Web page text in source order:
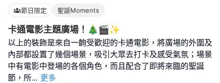
節日限定 聖誕Moments
卡通電影主題廣場！🎄🎬✨
以上的裝飾是來自一齣受歡迎的卡通電影，將廣場的外圍及
內部都設置了幾個場景，吸引大眾去打卡及感受氣氛；場景
中有電影中登場的各個角色，而且配合了即將來臨的聖誕
節，所... 更多